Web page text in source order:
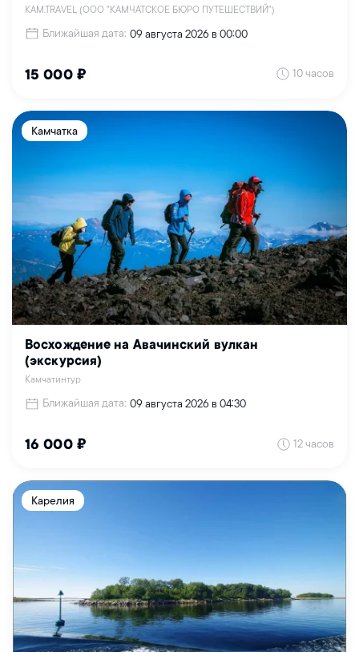
KAM.TRAVEL (ООО "КАМЧАТСКОЕ БЮРО ПУТЕШЕСТВИЙ")
Ближайшая дата: 09 августа 2026 в 00:00
15 000 ₽ 10 часов
Камчатка
Восхождение на Авачинский вулкан
(экскурсия)
Камчатинтур
Ближайшая дата: 09 августа 2026 в 04:30
16 000 ₽ 12 часов
Карелия